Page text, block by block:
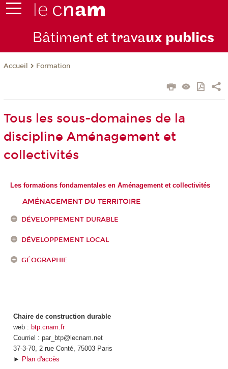
Bâtiment et travaux publics
Accueil Formation
Tous les sous-domaines de la
discipline Aménagement et
collectivités
Les formations fondamentales en Aménagement et collectivités
AMÉNAGEMENT DU TERRITOIRE
DÉVELOPPEMENT DURABLE
DÉVELOPPEMENT LOCAL
GÉOGRAPHIE
Chaire de construction durable
web : btp.cnam.fr
Courriel : par_btp@lecnam.net
37-3-70, 2 rue Conté, 75003 Paris
► Plan d'accès